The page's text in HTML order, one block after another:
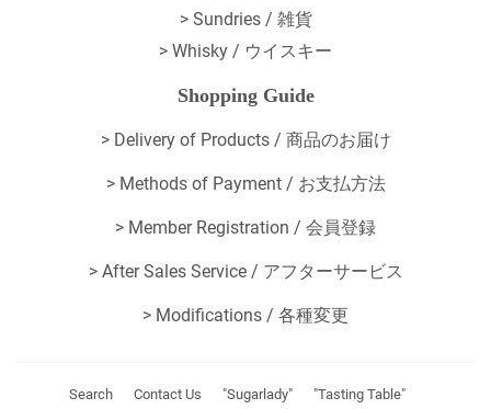
> Sundries / 雑貨
> Whisky / ウイスキー
Shopping Guide
> Delivery of Products / 商品のお届け
> Methods of Payment / お支払方法
> Member Registration / 会員登録
> After Sales Service / アフターサービス
> Modifications / 各種変更
Search Contact Us "Sugarlady"
"Tasting Table"